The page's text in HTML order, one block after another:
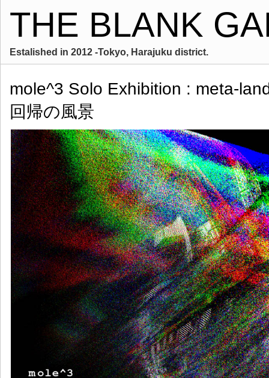
THE BLANK
Estalished in 2012 -Tokyo, Harajuku district.
mole^3 Solo Exhibition : meta-
回帰の風景